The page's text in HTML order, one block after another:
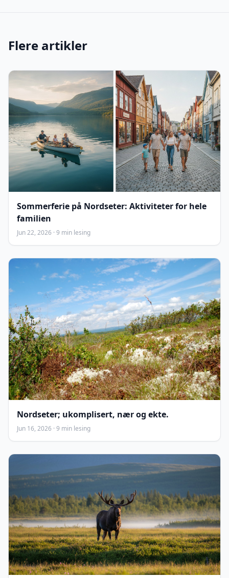
Flere artikler
Sommerferie på Nordseter: Aktiviteter for hele
familien
Jun 22, 2026 · 9 min lesing
Nordseter; ukomplisert, nær og ekte.
Jun 16, 2026 · 9 min lesing